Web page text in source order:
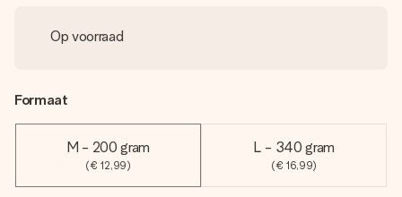
Op voorraad
Formaat
M - 200 gram
(€ 12,99)
L - 340 gram
(€ 16,99)